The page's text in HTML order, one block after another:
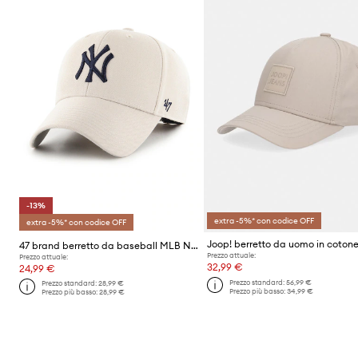
-13%
extra -5%* con codice OFF
47 brand berretto da baseball MLB New York Yankees
Prezzo attuale:
24,99 €
Prezzo standard:28,99 €
Prezzo più basso:28,99 €
extra -5%* con codice OFF
Joop! berretto da uomo in
Prezzo attuale:
32,99 €
Prezzo standard: 56,99 €
Prezzo più basso: 34,99 €